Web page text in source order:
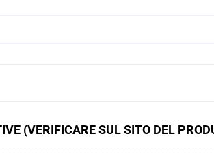
(VERIFICARE SUL SITO DEL